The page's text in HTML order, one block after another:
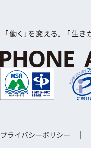
プライバシーポリシー